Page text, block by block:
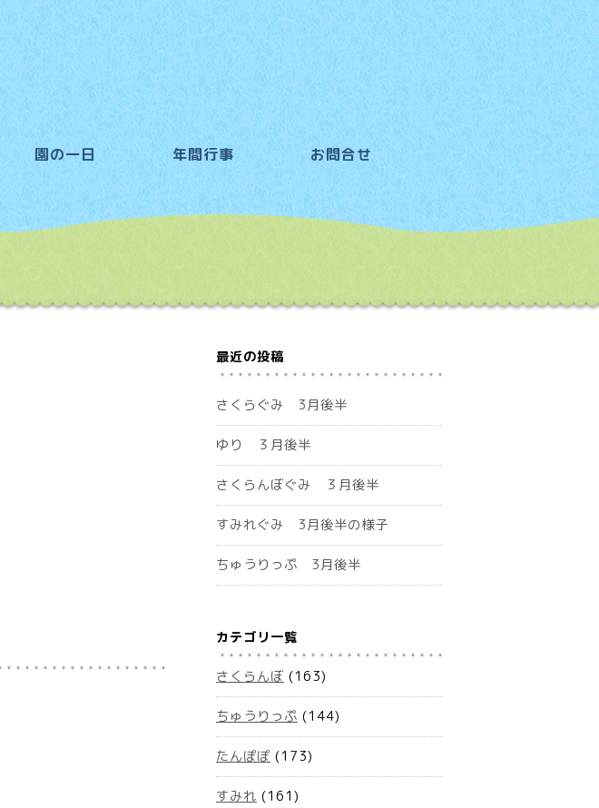
園の一日 年間行事 お問合せ
最近の投稿
さくらぐみ 3月後半
ゆり ３月後半
さくらんぼぐみ ３月後半
すみれぐみ 3月後半の様子
ちゅうりっぷ 3月後半
カテゴリ一覧
さくらんぼ (163)
ちゅうりっぷ (144)
たんぽぽ (173)
すみれ (161)